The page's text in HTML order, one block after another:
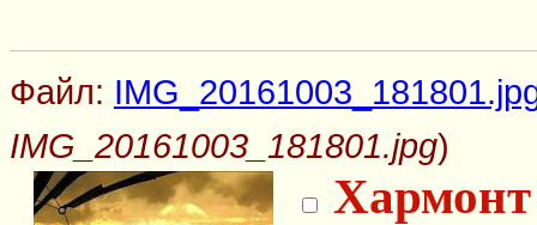
Файл:
IMG_20161003_181801.jpg)